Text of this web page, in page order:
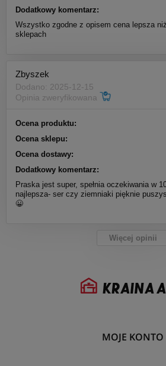
Dodatkowy komentarz:
Wszystko zgodne z opisem cena lepsza
sklepach
Zbyszek
Dodano: 2025-12-15
Opinia zweryfikowana
Ocena produktu:
Ocena sklepu:
Ocena dostawy:
Dodatkowy komentarz:
Praska jest super, spełnia oczekiwania w
najlepsza- ser czy ziemniaki pięknie
😀
Więcej opinii
MOJE KONTO